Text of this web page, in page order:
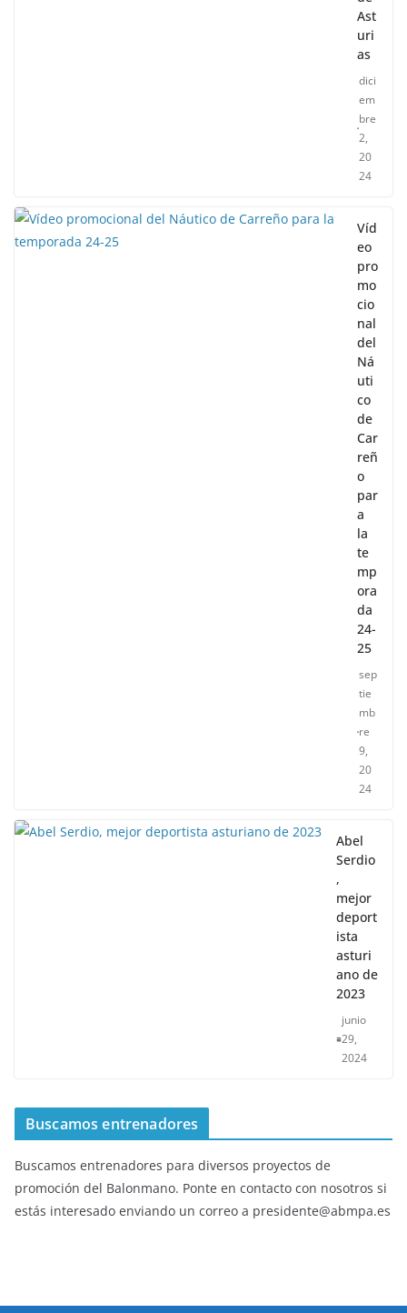
Ast
uri
as
dici
em
bre
2,
20
24
Víd
eo
pro
mo
cio
nal
del
Ná
uti
co
de
Car
reñ
o
par
a
la
te
mp
ora
da
24-
25
sep
tie
mb
re
9,
20
24
Abel
Serdio
,
mejor
deport
ista
asturi
ano de
2023
junio
29,
2024
Buscamos entrenadores
Buscamos entrenadores para diversos proyectos de
promoción del Balonmano. Ponte en contacto con nosotros si
estás interesado enviando un correo a presidente@abmpa.es